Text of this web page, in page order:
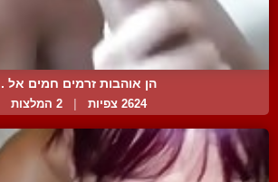
הן אוהבות זרמים חמים אל
2624 צפיות 2 המלצות